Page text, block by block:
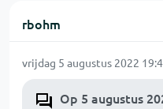
rbohm
vrijdag 5 augustus 2022
Op 5 augustus